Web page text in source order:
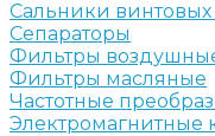
Сальники винтовых
Сепараторы
Фильтры
Фильтры масляные
Частотные
Электромагнитные